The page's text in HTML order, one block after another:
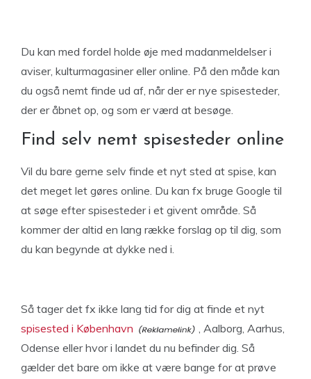
Du kan med fordel holde øje med madanmeldelser i
aviser, kulturmagasiner eller online. På den måde kan
du også nemt finde ud af, når der er nye spisesteder,
der er åbnet op, og som er værd at besøge.
Find selv nemt spisesteder online
Vil du bare gerne selv finde et nyt sted at spise, kan
det meget let gøres online. Du kan fx bruge Google til
at søge efter spisesteder i et givent område. Så
kommer der altid en lang række forslag op til dig, som
du kan begynde at dykke ned i.
Så tager det fx ikke lang tid for dig at finde et nyt
spisested i København
, Aalborg, Aarhus,
Odense eller hvor i landet du nu befinder dig. Så
gælder det bare om ikke at være bange for at prøve